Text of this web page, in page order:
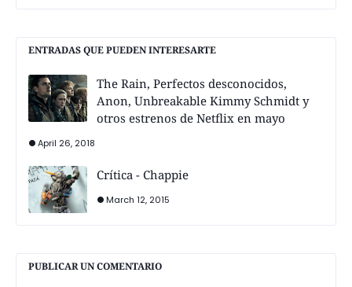
ENTRADAS QUE PUEDEN INTERESARTE
The Rain, Perfectos desconocidos,
Anon, Unbreakable Kimmy Schmidt y
otros estrenos de Netflix en mayo
April 26, 2018
Crítica - Chappie
March 12, 2015
PUBLICAR UN COMENTARIO